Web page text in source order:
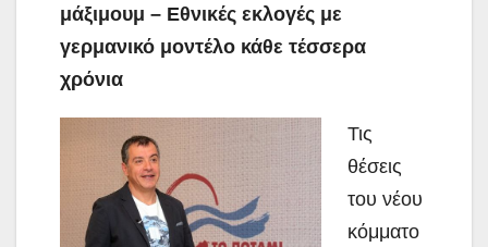
μάξιμουμ – Εθνικές εκλογές με
γερμανικό μοντέλο κάθε τέσσερα
χρόνια
Τις
θέσεις
του νέου
κόμματο